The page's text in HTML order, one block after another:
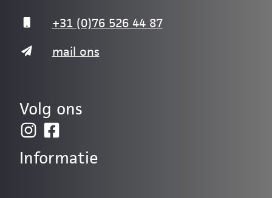
+31 (0)76 526 44 87
mail ons
Volg ons
Informatie